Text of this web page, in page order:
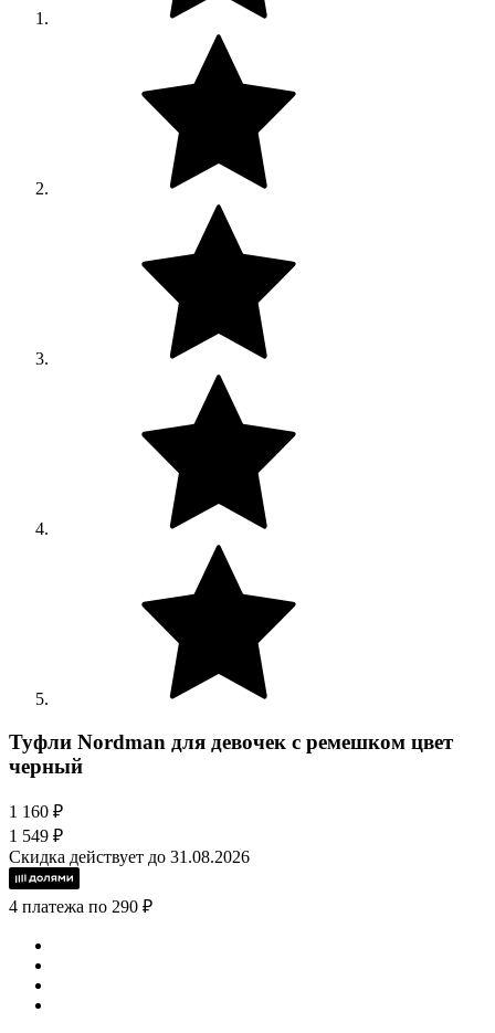
Туфли Nordman для девочек с ремешком цвет
черный
1 160 ₽
1 549 ₽
Скидка действует до 31.08.2026
4 платежа по 290 ₽